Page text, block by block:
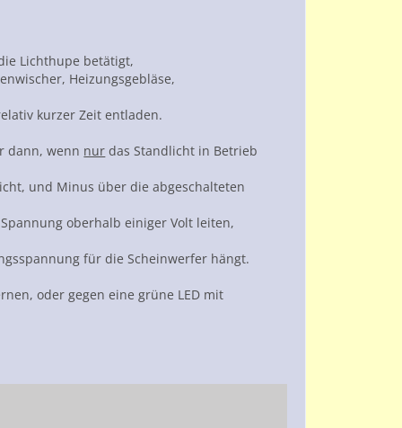
Lichthupe betätigt,
Heizungsgebläse,
kurzer Zeit entladen.
dann, wenn nur das Standlicht in Betrieb
und Minus über die abgeschalteten
oberhalb einiger Volt leiten,
für die Scheinwerfer hängt.
oder gegen eine grüne LED mit